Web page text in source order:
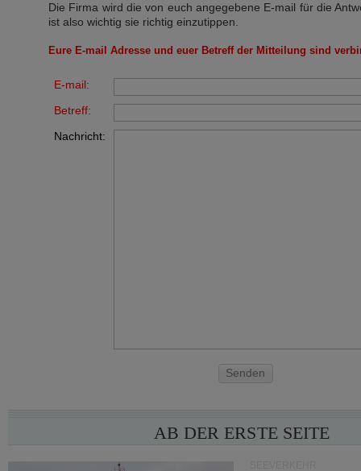
Die Firma wird die von euch angegebene E-mail für die
ist also wichtig sie richtig einzutippen.
Eure E-mail Adresse und euer Betreff der Mitteilung sind
E-mail:
Betreff:
Nachricht:
Senden
AB DER ERSTE SEITE